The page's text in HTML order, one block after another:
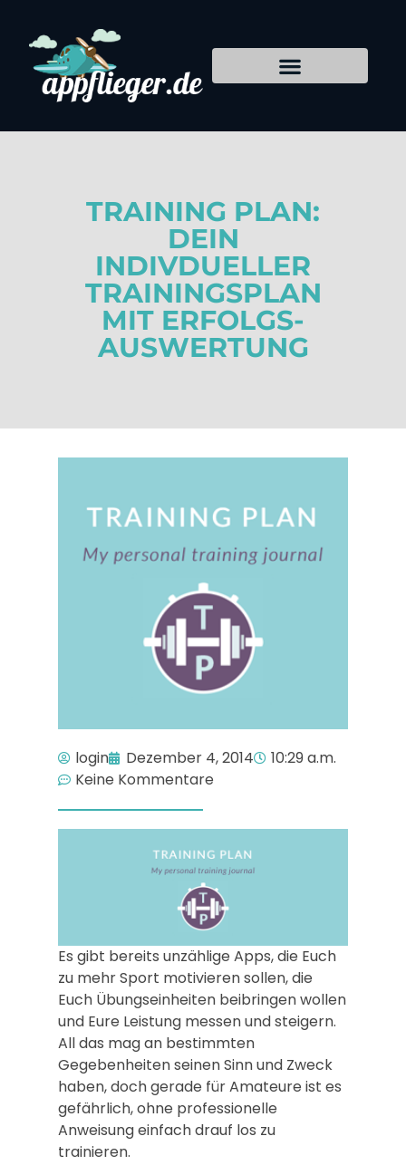
TRAINING PLAN:
DEIN
INDIVDUELLER
TRAININGSPLAN
MIT ERFOLGS-
AUSWERTUNG
login Dezember 4, 2014
10:29 a.m.
Keine Kommentare
Es gibt bereits unzählige Apps, die Euch
zu mehr Sport motivieren sollen, die
Euch Übungseinheiten beibringen wollen
und Eure Leistung messen und steigern.
All das mag an bestimmten
Gegebenheiten seinen Sinn und Zweck
haben, doch gerade für Amateure ist es
gefährlich, ohne professionelle
Anweisung einfach drauf los zu
trainieren.